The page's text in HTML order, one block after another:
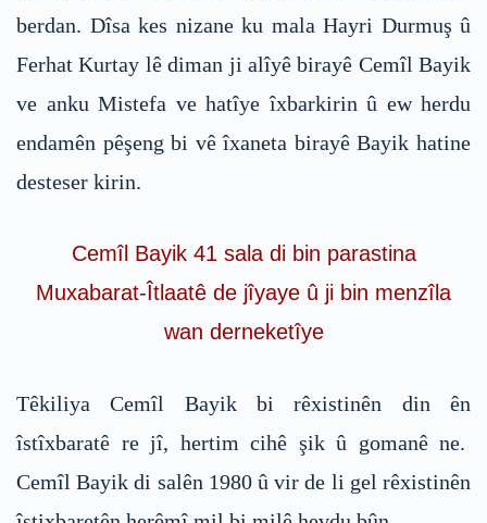
berdan. Dîsa kes nizane ku mala Hayri Durmuş û
Ferhat Kurtay lê diman ji alîyê birayê Cemîl Bayik
ve anku Mistefa ve hatîye îxbarkirin û ew herdu
endamên pêşeng bi vê îxaneta birayê Bayik hatine
desteser kirin.
Cemîl Bayik 41 sala di bin parastina
Muxabarat-Îtlaatê de jîyaye û ji bin menzîla
wan derneketîye
Têkiliya Cemîl Bayik bi rêxistinên din ên
îstîxbaratê re jî, hertim cihê şik û gomanê ne.
Cemîl Bayik di salên 1980 û vir de li gel rêxistinên